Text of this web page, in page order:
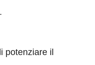
potenziare il